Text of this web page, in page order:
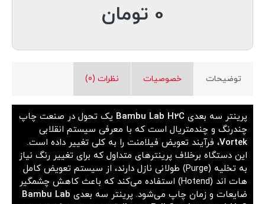
0 تومان
توضیحات خصوصیات نظرات (0)
پرینتر سه بعدی Bambu Lab H2C یک تحول در صنعت چاپ
چندرنگ و چندمتریال است که با معرفی سیستم انقلابی
Vortek، فرآیند تعویض فیلامنت را به کلی تغییر داده است.
این دستگاه برخلاف پرینترهای متداول که برای تغییر رنگ نیاز
به تخلیه (Purge) طولانی نازل دارند، از سیستم تعویض کامل
هات اند (Hotend) استفاده می‌کند که باعث کاهش چشمگیر
ضایعات و زمان چاپ می‌شود. پرینتر سه بعدی Bambu Lab